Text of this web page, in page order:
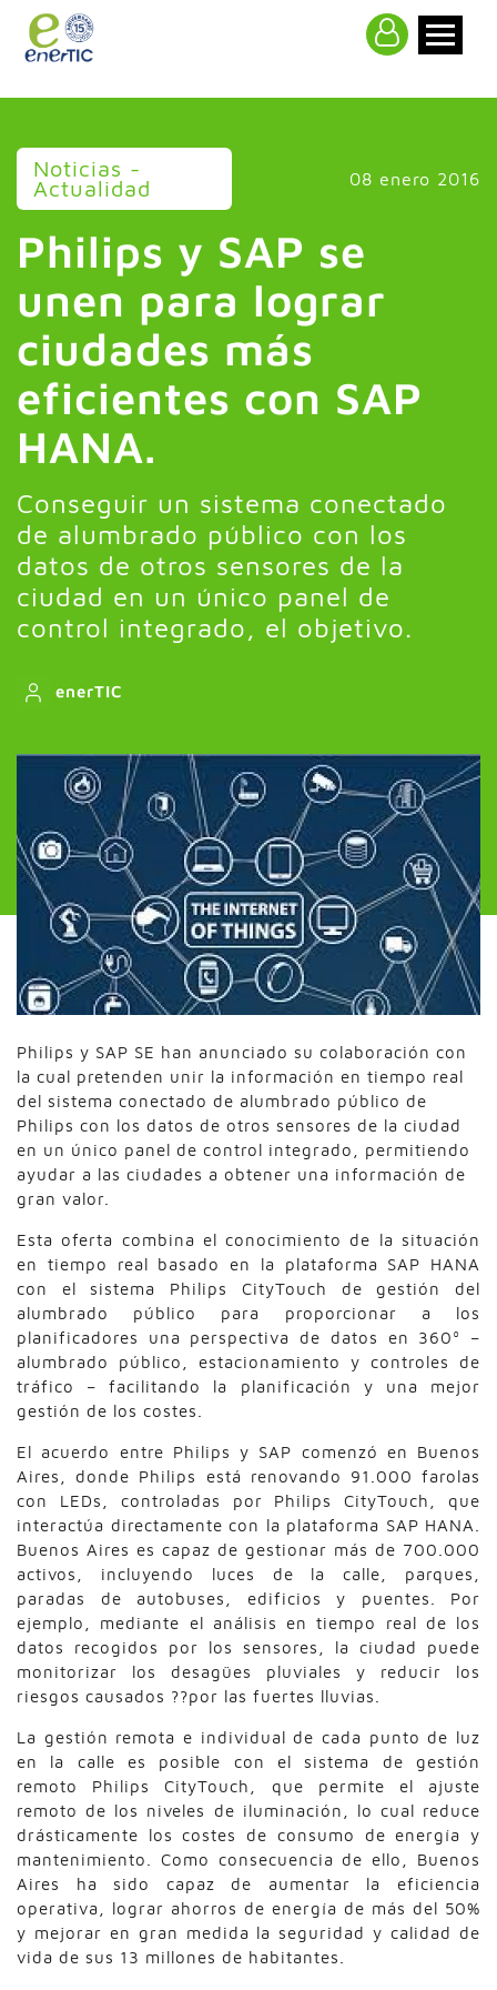
Noticias -
Actualidad 08 enero 2016
Philips y SAP se
unen para lograr
ciudades más
eficientes con SAP
HANA.
Conseguir un sistema conectado
de alumbrado público con los
datos de otros sensores de la
ciudad en un único panel de
control integrado, el objetivo.
enerTIC
Philips y SAP SE han anunciado su colaboración con
la cual pretenden unir la información en tiempo real
del sistema conectado de alumbrado público de
Philips con los datos de otros sensores de la ciudad
en un único panel de control integrado, permitiendo
ayudar a las ciudades a obtener una información de
gran valor.
Esta oferta combina el conocimiento de la situación
en tiempo real basado en la plataforma SAP HANA
con el sistema Philips CityTouch de gestión del
alumbrado público para proporcionar a los
planificadores una perspectiva de datos en 360º –
alumbrado público, estacionamiento y controles de
tráfico – facilitando la planificación y una mejor
gestión de los costes.
El acuerdo entre Philips y SAP comenzó en Buenos
Aires, donde Philips está renovando 91.000 farolas
con LEDs, controladas por Philips CityTouch, que
interactúa directamente con la plataforma SAP HANA.
Buenos Aires es capaz de gestionar más de 700.000
activos, incluyendo luces de la calle, parques,
paradas de autobuses, edificios y puentes. Por
ejemplo, mediante el análisis en tiempo real de los
datos recogidos por los sensores, la ciudad puede
monitorizar los desagües pluviales y reducir los
riesgos causados ??por las fuertes lluvias.
La gestión remota e individual de cada punto de luz
en la calle es posible con el sistema de gestión
remoto Philips CityTouch, que permite el ajuste
remoto de los niveles de iluminación, lo cual reduce
drásticamente los costes de consumo de energía y
mantenimiento. Como consecuencia de ello, Buenos
Aires ha sido capaz de aumentar la eficiencia
operativa, lograr ahorros de energía de más del 50%
y mejorar en gran medida la seguridad y calidad de
vida de sus 13 millones de habitantes.